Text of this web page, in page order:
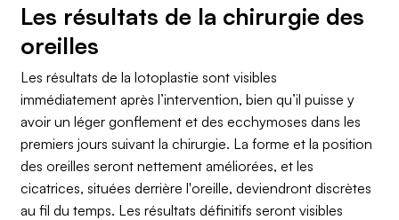
Les résultats de la chirurgie des
oreilles
Les résultats de la lotoplastie sont visibles
immédiatement après l’intervention, bien qu’il puisse y
avoir un léger gonflement et des ecchymoses dans les
premiers jours suivant la chirurgie. La forme et la position
des oreilles seront nettement améliorées, et les
cicatrices, situées derrière l'oreille, deviendront discrètes
au fil du temps. Les résultats définitifs seront visibles